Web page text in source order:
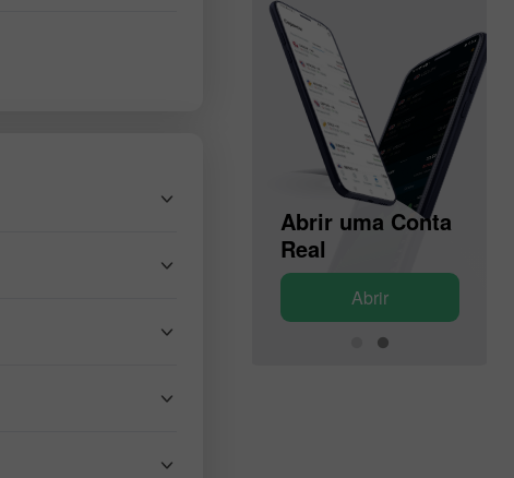
Abrir uma Conta
Abrir uma Conta
Real
Abrir